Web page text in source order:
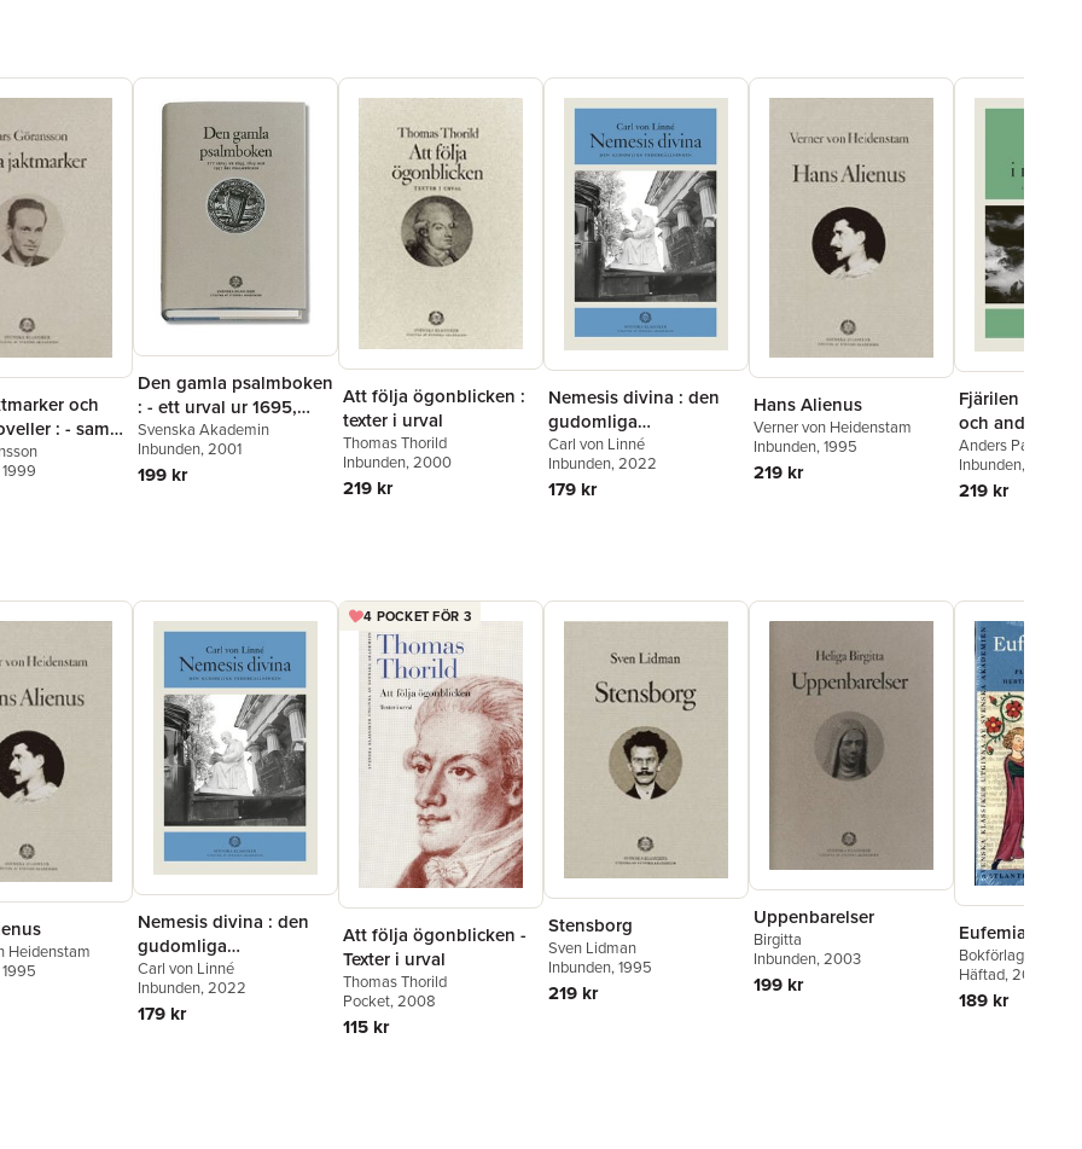
och
: - samt
Fugatorium
Den gamla psalmboken
: - ett urval ur 1695,
1819 och 1937 års
psalmböcker
Svenska Akademin
Inbunden, 2001
199 kr
Att följa ögonblicken :
texter i urval
Thomas Thorild
Inbunden, 2000
219 kr
Nemesis divina : den
gudomliga
vedergällningen
Carl von Linné
Inbunden, 2022
179 kr
Hans Alienus
Verner von Heidenstam
Inbunden, 1995
219 kr
Fjärilen i min
och andra
Anders Paulrud
Inbunden, 2022
219 kr
Heidenstam
Nemesis divina : den
gudomliga
vedergällningen
Carl von Linné
Inbunden, 2022
179 kr
4 POCKET FÖR 3
Att följa ögonblicken -
Texter i urval
Thomas Thorild
Pocket, 2008
115 kr
Stensborg
Sven Lidman
Inbunden, 1995
219 kr
Uppenbarelser
Birgitta
Inbunden, 2003
199 kr
Bokförlaget
Häftad, 2020
189 kr